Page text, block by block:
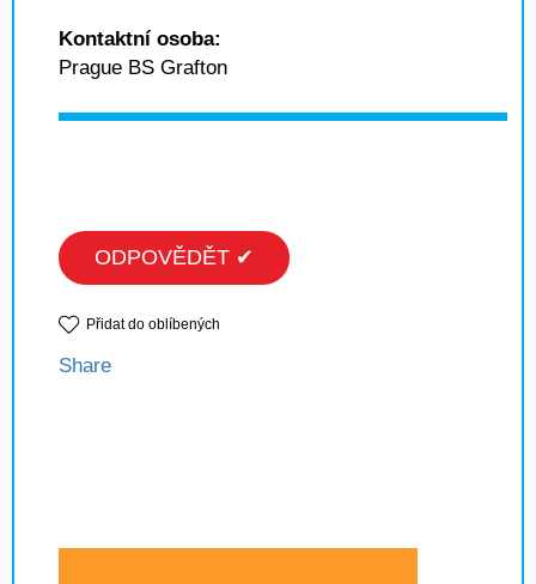
Kontaktní osoba:
Prague BS Grafton
ODPOVĚDĚT ✔
Přidat do oblíbených
Share